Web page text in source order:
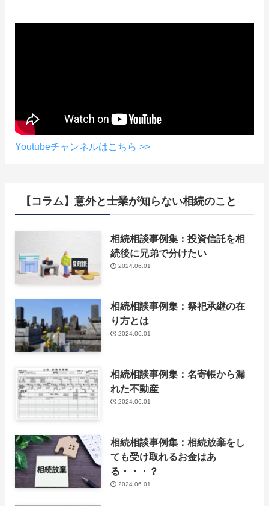
Youtubeチャンネルはこちら >>
【コラム】意外と士業が知らない相続のこと
相続相談事例集：投資信託を相
続後に兄弟で分けたい
2024.06.01
相続相談事例集：祭祀承継の在
り方とは
2024.06.01
相続相談事例集：名寄帳から漏
れた不動産
2024.06.01
相続相談事例集：相続放棄をし
ても受け取れるお金はあ
る・・・？
2024.06.01